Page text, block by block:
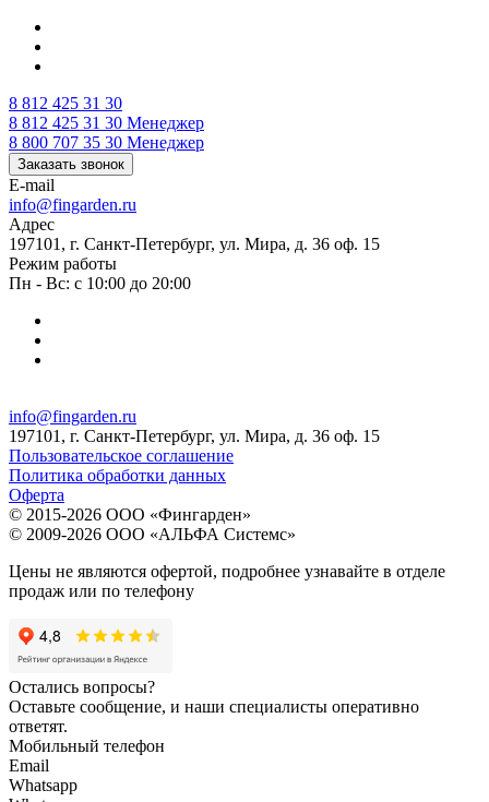
8 812 425 31 30
8 812 425 31 30 Менеджер
8 800 707 35 30 Менеджер
Заказать звонок
E-mail
info@fingarden.ru
Адрес
197101, г. Санкт-Петербург, ул. Мира, д. 36 оф. 15
Режим работы
Пн - Вс: с 10:00 до 20:00
info@fingarden.ru
197101, г. Санкт-Петербург, ул. Мира, д. 36 оф. 15
Пользовательское соглашение
Политика обработки данных
Оферта
© 2015-2026 ООО «Фингарден»
© 2009-2026 ООО «АЛЬФА Системс»
Цены не являются офертой, подробнее узнавайте в отделе
продаж или по телефону
Остались вопросы?
Оставьте сообщение, и наши специалисты оперативно
ответят.
Мобильный телефон
Email
Whatsapp